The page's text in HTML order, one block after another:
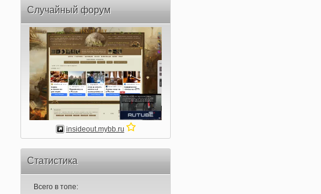
Случайный форум
insideout.mybb.ru
Статистика
Всего в топе: